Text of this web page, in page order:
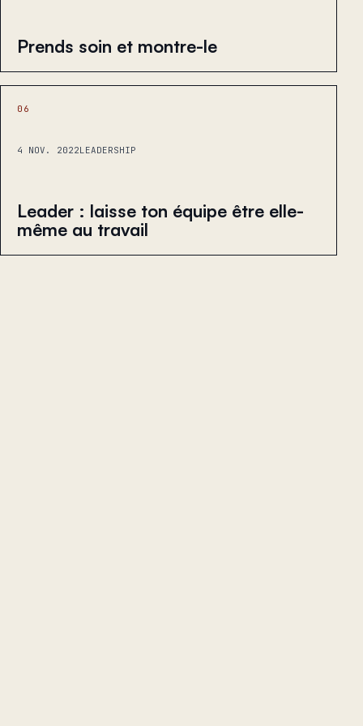
Prends soin et montre-le
06
4 NOV. 2022LEADERSHIP
Leader : laisse ton équipe être elle-
même au travail